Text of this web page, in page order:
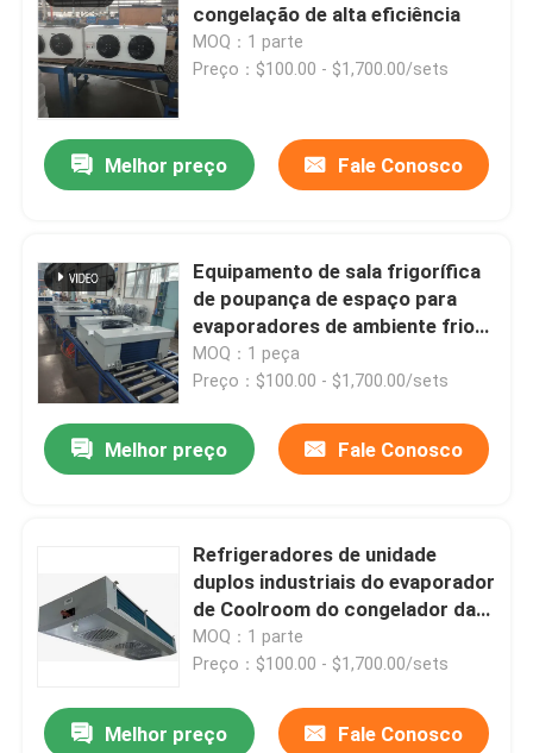
congelação de alta eficiência
MOQ：1 parte
Preço：$100.00 - $1,700.00/sets
Melhor preço Fale Conosco
Equipamento de sala frigorífica
de poupança de espaço para
evaporadores de ambiente frio
da série EE
MOQ：1 peça
Preço：$100.00 - $1,700.00/sets
Melhor preço Fale Conosco
Refrigeradores de unidade
duplos industriais do evaporador
de Coolroom do congelador da
descarga de Kaideli
MOQ：1 parte
Preço：$100.00 - $1,700.00/sets
Melhor preço Fale Conosco